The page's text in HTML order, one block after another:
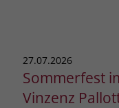
27.07.2026
Sommerfest
Vinzenz